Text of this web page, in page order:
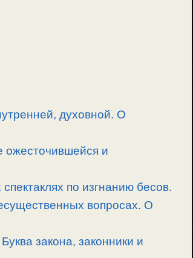
духовной. О
ожесточившейся и
по изгнанию бесов.
вопросах. О
закона, законники и